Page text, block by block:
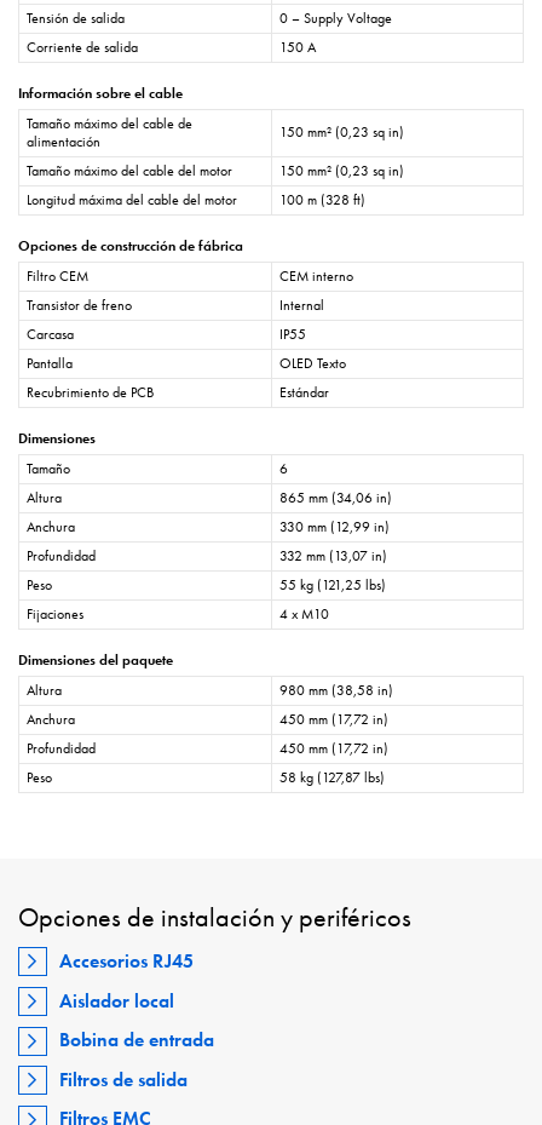
Tensión de salida
0 – Supply Voltage
Corriente de salida
150 A
Información sobre el cable
Tamaño máximo del cable de
alimentación
150 mm² (0,23 sq in)
Tamaño máximo del cable del motor
150 mm² (0,23 sq in)
Longitud máxima del cable del motor
100 m (328 ft)
Opciones de construcción de fábrica
Filtro CEM
CEM interno
Transistor de freno
Internal
Carcasa
IP55
Pantalla
OLED Texto
Recubrimiento de PCB
Estándar
Dimensiones
Tamaño
6
Altura
865 mm (34,06 in)
Anchura
330 mm (12,99 in)
Profundidad
332 mm (13,07 in)
Peso
55 kg (121,25 lbs)
Fijaciones
4 x M10
Dimensiones del paquete
Altura
980 mm (38,58 in)
Anchura
450 mm (17,72 in)
Profundidad
450 mm (17,72 in)
Peso
58 kg (127,87 lbs)
Opciones de instalación y periféricos
Accesorios RJ45
Aislador local
Bobina de entrada
Filtros de salida
Filtros EMC